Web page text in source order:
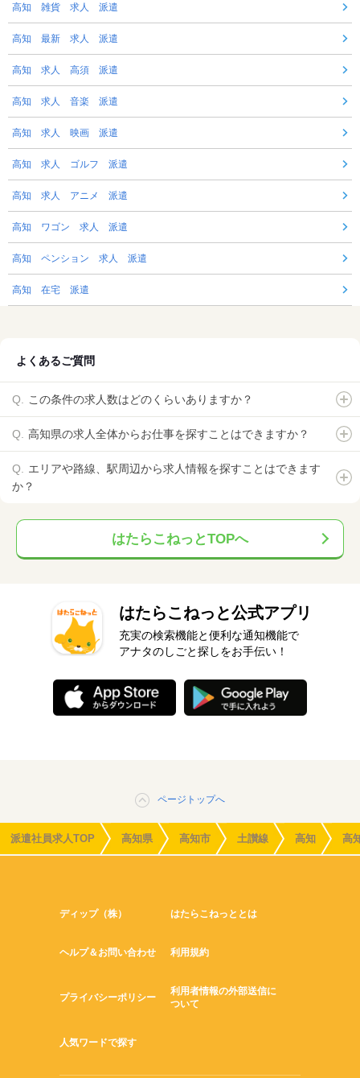
高知 雑貨 求人 派遣
高知 最新 求人 派遣
高知 求人 高須 派遣
高知 求人 音楽 派遣
高知 求人 映画 派遣
高知 求人 ゴルフ 派遣
高知 求人 アニメ 派遣
高知 ワゴン 求人 派遣
高知 ペンション 求人 派遣
高知 在宅 派遣
よくあるご質問
この条件の求人数はどのくらいありますか？
高知県の求人全体からお仕事を探すことはできますか？
エリアや路線、駅周辺から求人情報を探すことはできます
か？
はたらこねっとTOPへ
はたらこねっと公式アプリ
充実の検索機能と便利な通知機能で
アナタのしごと探しをお手伝い！
ページトップへ
派遣社員求人TOP 高知県 高知市 土讃線 高知 高
ディップ（株） はたらこねっととは
ヘルプ＆お問い合わせ 利用規約
プライバシーポリシー
利用者情報の外部送信に
ついて
人気ワードで探す